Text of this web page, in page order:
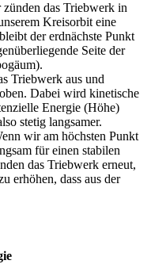
zünden das Triebwerk in
Kreisorbit eine
der erdnächste Punkt
Seite der
Triebwerk aus und
Dabei wird kinetische
Energie (Höhe)
stetig langsamer.
wir am höchsten Punkt
für einen stabilen
das Triebwerk erneut,
erhöhen, dass aus der